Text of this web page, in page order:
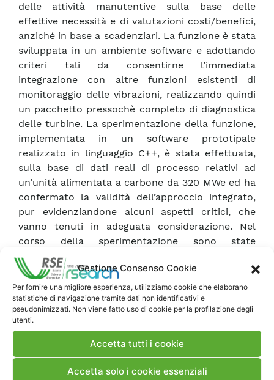
Gestione Consenso Cookie
Per fornire una migliore esperienza, utilizziamo cookie che elaborano
statistiche di navigazione tramite dati non identificativi e
pseudonimizzati. Non viene fatto uso di cookie per la profilazione degli
utenti.
Accetta tutti i cookie
Accetta solo i cookie essenziali
delle attività manutentive sulla base delle
effettive necessità e di valutazioni costi/benefici,
anziché in base a scadenziari. La funzione è stata
sviluppata in un ambiente software e adottando
criteri tali da consentirne l’immediata
integrazione con altre funzioni esistenti di
monitoraggio delle vibrazioni, realizzando quindi
un pacchetto pressochè completo di diagnostica
delle turbine. La sperimentazione della funzione,
implementata in un software prototipale
realizzato in linguaggio C++, è stata effettuata,
sulla base di dati reali di processo relativi ad
un’unità alimentata a carbone da 320 MWe ed ha
confermato la validità dell’approccio integrato,
pur evidenziandone alcuni aspetti critici, che
vanno tenuti in adeguata considerazione. Nel
corso della sperimentazione sono state
apportate variazioni alla versione iniziale per
renderne più agevole l’utilizzo e per meglio
adattarla a dati reali di impianto in esercizio,
disponibili tramite un sistema di acquisizione dati
connesso all’impianto. SI ritiene che la
dimostrazione ottenuta della validità di tale
metodologia nel quadro di un approccio
diagnostico integrato sia facilmente estendibile
ad altri componenti essenziali, quindi ad esempio